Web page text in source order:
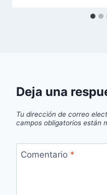
Deja una
Tu dirección de correo
campos obligatorios están
Comentario *